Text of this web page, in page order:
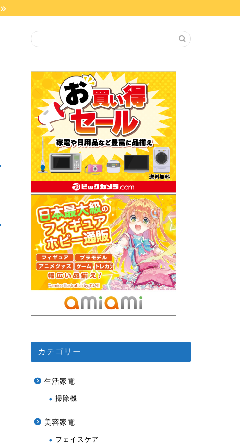
カテゴリー
生活家電
掃除機
美容家電
フェイスケア